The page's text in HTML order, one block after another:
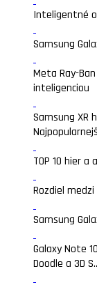
Inteligentné
Samsung
Meta Ray-
inteligenciou
Samsung XR
TOP 10 hier
Rozdiel
Samsung
Galaxy Note
Doodle a 3D